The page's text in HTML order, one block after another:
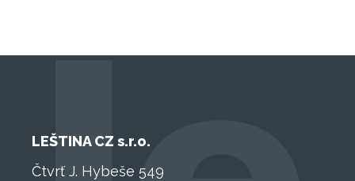
LEŠTINA CZ s.r.o.
Čtvrť J. Hybeše 549